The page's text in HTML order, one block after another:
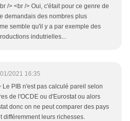
/> <br /> Oui, c'était pour ce genre de
demandais des nombres plus
semble qu'il y a par exemple des
indutrielles...
2021 16:35
Le PIB n'est pas calculé pareil selon
de l'OCDE ou d'Eurostat ou alors
donc on ne peut comparer des pays
différemment leurs richesses.